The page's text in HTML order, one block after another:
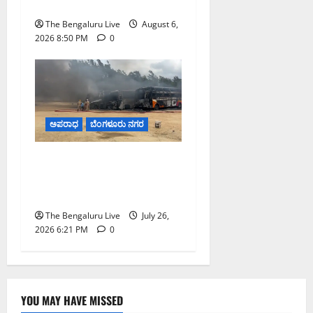
The Bengaluru Live
August 6,
2026 8:50 PM
0
ಅಪರಾಧ ಬೆಂಗಳೂರು ನಗರ
The Bengaluru Live
July 26,
2026 6:21 PM
0
YOU MAY HAVE MISSED